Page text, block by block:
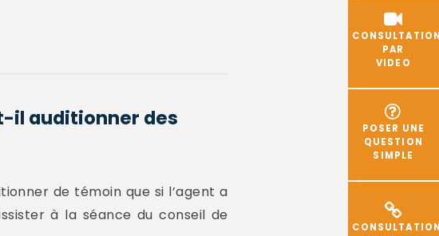
PAR
VIDEO
POSER UNE
QUESTION
SIMPLE
il auditionner des
de témoin que si l’agent a
à la séance du conseil de